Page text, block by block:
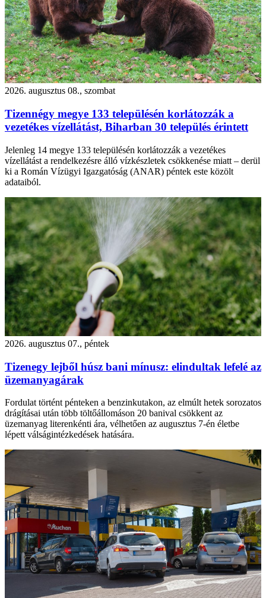
2026. augusztus 08., szombat
Tizennégy megye 133 településén korlátozzák a
vezetékes vízellátást, Biharban 30 település érintett
Jelenleg 14 megye 133 településén korlátozzák a vezetékes
vízellátást a rendelkezésre álló vízkészletek csökkenése miatt – derül
ki a Román Vízügyi Igazgatóság (ANAR) péntek este közölt
adataiból.
2026. augusztus 07., péntek
Tizenegy lejből húsz bani mínusz: elindultak lefelé az
üzemanyagárak
Fordulat történt pénteken a benzinkutakon, az elmúlt hetek sorozatos
drágításai után több töltőállomáson 20 banival csökkent az
üzemanyag literenkénti ára, vélhetően az augusztus 7-én életbe
lépett válságintézkedések hatására.